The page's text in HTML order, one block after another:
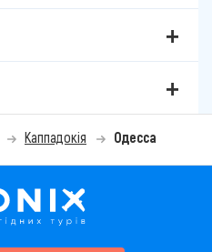
Каппадокія Одесса